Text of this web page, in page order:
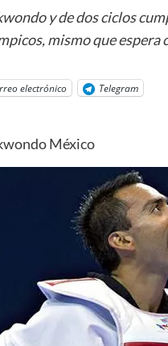
y de dos ciclos
mismo que
electrónico Telegram